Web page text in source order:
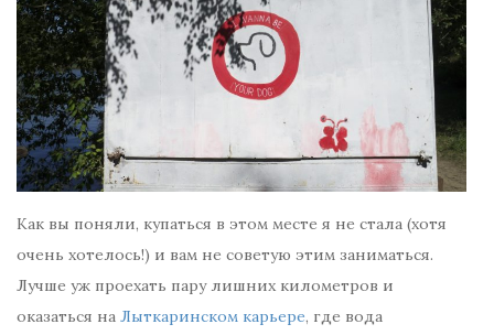
Как вы поняли, купаться в этом месте я не стала (хотя
очень хотелось!) и вам не советую этим заниматься.
Лучше уж проехать пару лишних километров и
оказаться на Лыткаринском карьере, где вода